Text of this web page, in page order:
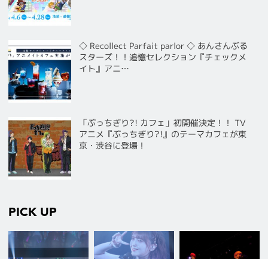
◇ Recollect Parfait parlor ◇ あんさんぶる
スターズ！！追憶セレクション『チェックメ
イト』アニ…
「ぶっちぎり?! カフェ」初開催決定！！ TV
アニメ『ぶっちぎり?!』のテーマカフェが東
京・渋谷に登場！
PICK UP